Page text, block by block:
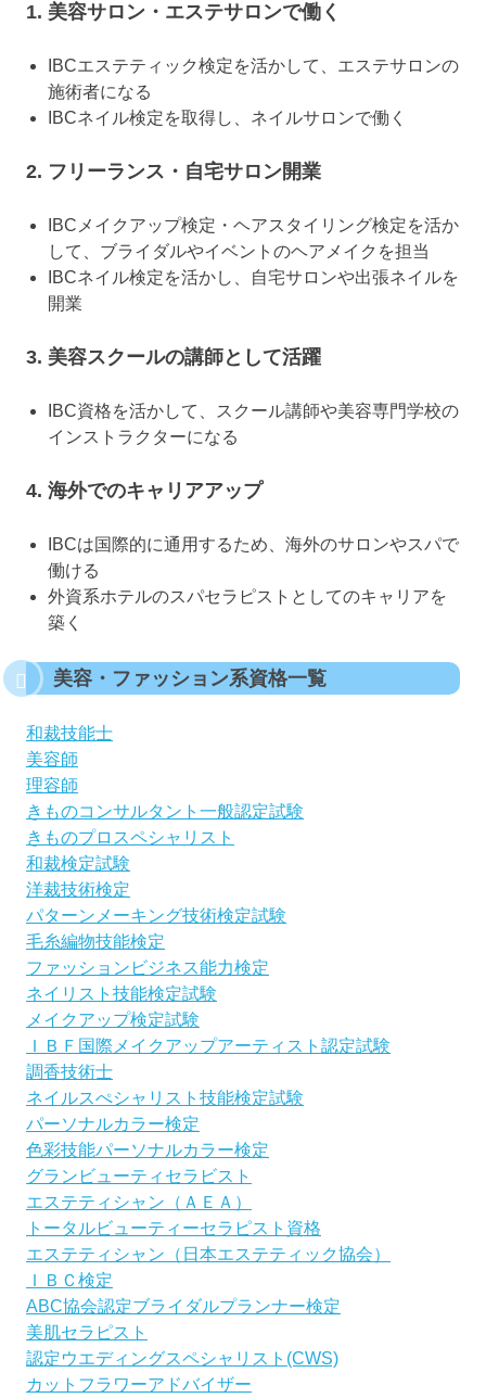
1. 美容サロン・エステサロンで働く
IBCエステティック検定を活かして、エステサロンの
施術者になる
IBCネイル検定を取得し、ネイルサロンで働く
2. フリーランス・自宅サロン開業
IBCメイクアップ検定・ヘアスタイリング検定を活か
して、ブライダルやイベントのヘアメイクを担当
IBCネイル検定を活かし、自宅サロンや出張ネイルを
開業
3. 美容スクールの講師として活躍
IBC資格を活かして、スクール講師や美容専門学校の
インストラクターになる
4. 海外でのキャリアアップ
IBCは国際的に通用するため、海外のサロンやスパで
働ける
外資系ホテルのスパセラピストとしてのキャリアを
築く
美容・ファッション系資格一覧
和裁技能士
美容師
理容師
きものコンサルタント一般認定試験
きものプロスペシャリスト
和裁検定試験
洋裁技術検定
パターンメーキング技術検定試験
毛糸編物技能検定
ファッションビジネス能力検定
ネイリスト技能検定試験
メイクアップ検定試験
ＩＢＦ国際メイクアップアーティスト認定試験
調香技術士
ネイルスぺシャリスト技能検定試験
パーソナルカラー検定
色彩技能パーソナルカラー検定
グランビューティセラビスト
エステティシャン（ＡＥＡ）
トータルビューティーセラピスト資格
エステティシャン（日本エステティック協会）
ＩＢＣ検定
ABC協会認定ブライダルプランナー検定
美肌セラピスト
認定ウエディングスペシャリスト(CWS)
カットフラワーアドバイザー